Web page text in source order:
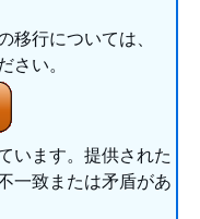
移行については、
さい。
います。提供された
一致または矛盾があ